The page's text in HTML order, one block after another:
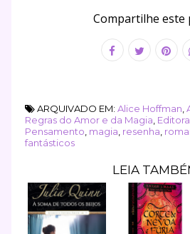
Compartilhe este
ARQUIVADO EM: Alice Hoffman
Regras do Amor e da Magia
Pensamento magia resenha
fantásticos
LEIA